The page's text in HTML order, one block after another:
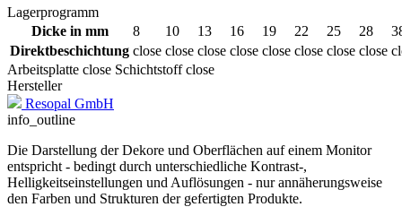
Lagerprogramm
Dicke in mm
8 10 13 16 19 22 25 28
Direktbeschichtung close close close close close close close close
Arbeitsplatte close Schichtstoff close
Hersteller
Resopal GmbH
info_outline
Die Darstellung der Dekore und Oberflächen auf einem Monitor
entspricht - bedingt durch unterschiedliche Kontrast-,
Helligkeitseinstellungen und Auflösungen - nur annäherungsweise
den Farben und Strukturen der gefertigten Produkte.